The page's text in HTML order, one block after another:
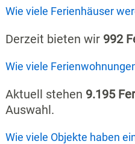
Wie viele Ferienhäuser
Derzeit bieten wir 992
Wie viele
Aktuell stehen 9.195
Auswahl.
Wie viele Objekte haben